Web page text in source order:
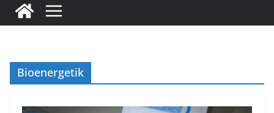
Bioenergetik